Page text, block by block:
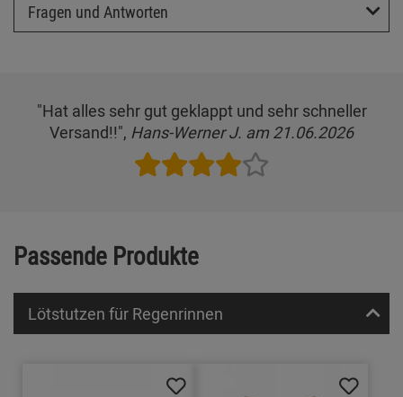
Fragen und Antworten
"Hat alles sehr gut geklappt und sehr schneller
Versand!!", Hans-Werner J. am 21.06.2026
Passende Produkte
Lötstutzen für Regenrinnen